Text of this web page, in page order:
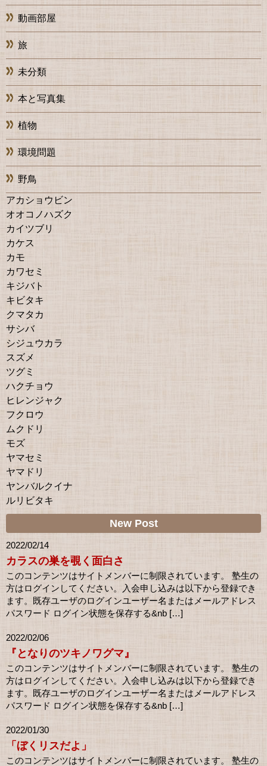
動画部屋
旅
未分類
本と写真集
植物
環境問題
野鳥
アカショウビン
オオコノハズク
カイツブリ
カケス
カモ
カワセミ
キジバト
キビタキ
クマタカ
サシバ
シジュウカラ
スズメ
ツグミ
ハクチョウ
ヒレンジャク
フクロウ
ムクドリ
モズ
ヤマセミ
ヤマドリ
ヤンバルクイナ
ルリビタキ
New Post
2022/02/14
カラスの巣を覗く面白さ
このコンテンツはサイトメンバーに制限されています。 塾生の
方はログインしてください。入会申し込みは以下から登録でき
ます。既存ユーザのログインユーザー名またはメールアドレス
パスワード ログイン状態を保存する&nb […]
2022/02/06
『となりのツキノワグマ』
このコンテンツはサイトメンバーに制限されています。 塾生の
方はログインしてください。入会申し込みは以下から登録でき
ます。既存ユーザのログインユーザー名またはメールアドレス
パスワード ログイン状態を保存する&nb […]
2022/01/30
「ぼくリスだよ」
このコンテンツはサイトメンバーに制限されています。 塾生の